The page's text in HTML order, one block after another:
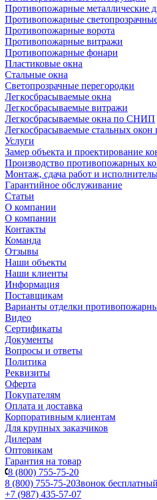
Противопожарные металлические
Противопожарные
Противопожарные ворота
Противопожарные витражи
Противопожарные фонари
Пластиковые окна
Стальные окна
Светопрозрачные перегородки
Легкосбрасываемые окна
Легкосбрасываемые витражи
Легкосбрасываемые окна по СНИП
Легкосбрасываемые стальных окон
Услуги
Замер объекта и проектирование
Производство противопожарных
Монтаж, сдача работ и
Гарантийное обслуживание
Статьи
О компании
О компании
Контакты
Команда
Отзывы
Наши объекты
Наши клиенты
Информация
Поставщикам
Варианты отделки
Видео
Сертификаты
Документы
Вопросы и ответы
Политика
Реквизиты
Оферта
Покупателям
Оплата и доставка
Корпоративным клиентам
Для крупных заказчиков
Дилерам
Оптовикам
Гарантия на товар
8 (800) 755-75-20
8 (800) 755-75-20Звонок
+7 (987) 435-57-07